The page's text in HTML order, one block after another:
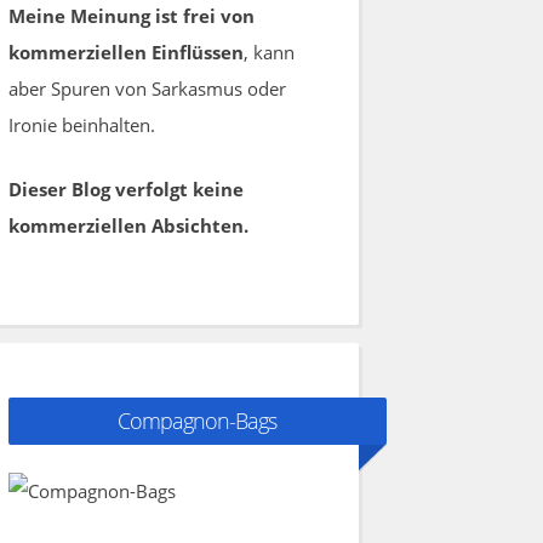
Meine Meinung ist frei von
kommerziellen Einflüssen, kann
aber Spuren von Sarkasmus oder
Ironie beinhalten.
Dieser Blog verfolgt keine
kommerziellen Absichten.
Compagnon-Bags